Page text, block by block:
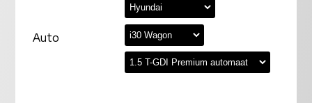
Auto